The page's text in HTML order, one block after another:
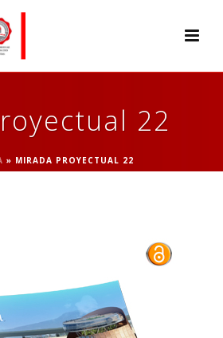
22
» MIRADA PROYECTUAL 22